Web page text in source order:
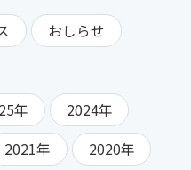
おしらせ
年 2024年
2021年 2020年